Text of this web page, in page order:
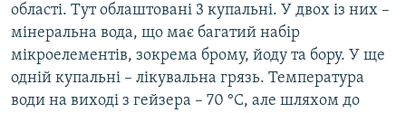
області. Тут облаштовані 3 купальні. У двох із них –
мінеральна вода, що має багатий набір
мікроелементів, зокрема брому, йоду та бору. У ще
одній купальні – лікувальна грязь. Температура
води на виході з гейзера – 70 °С, але шляхом до